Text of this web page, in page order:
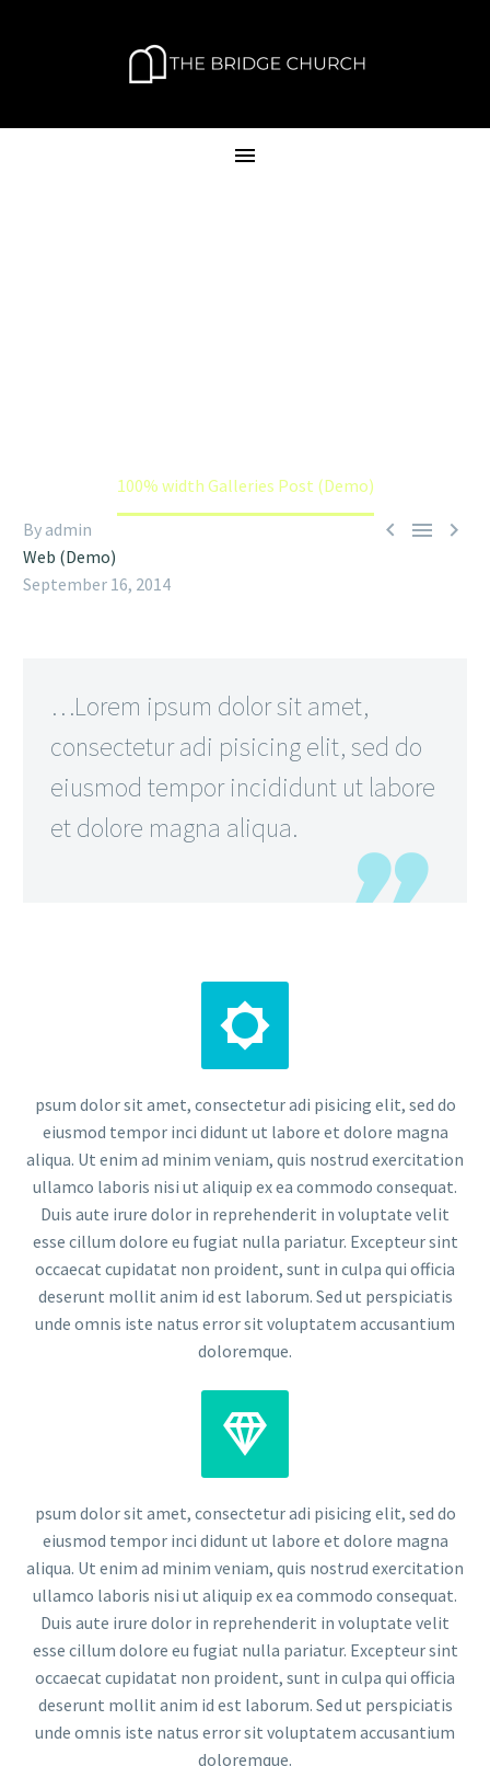
100% width Galleries Post (Demo)
  
By admin
Web (Demo)
September 16, 2014
…Lorem ipsum dolor sit amet,
consectetur adi pisicing elit, sed do
eiusmod tempor incididunt ut labore
et dolore magna aliqua.


psum dolor sit amet, consectetur adi pisicing elit, sed do
eiusmod tempor inci didunt ut labore et dolore magna
aliqua. Ut enim ad minim veniam, quis nostrud exercitation
ullamco laboris nisi ut aliquip ex ea commodo consequat.
Duis aute irure dolor in reprehenderit in voluptate velit
esse cillum dolore eu fugiat nulla pariatur. Excepteur sint
occaecat cupidatat non proident, sunt in culpa qui officia
deserunt mollit anim id est laborum. Sed ut perspiciatis
unde omnis iste natus error sit voluptatem accusantium
doloremque.


psum dolor sit amet, consectetur adi pisicing elit, sed do
eiusmod tempor inci didunt ut labore et dolore magna
aliqua. Ut enim ad minim veniam, quis nostrud exercitation
ullamco laboris nisi ut aliquip ex ea commodo consequat.
Duis aute irure dolor in reprehenderit in voluptate velit
esse cillum dolore eu fugiat nulla pariatur. Excepteur sint
occaecat cupidatat non proident, sunt in culpa qui officia
deserunt mollit anim id est laborum. Sed ut perspiciatis
unde omnis iste natus error sit voluptatem accusantium
doloremque.